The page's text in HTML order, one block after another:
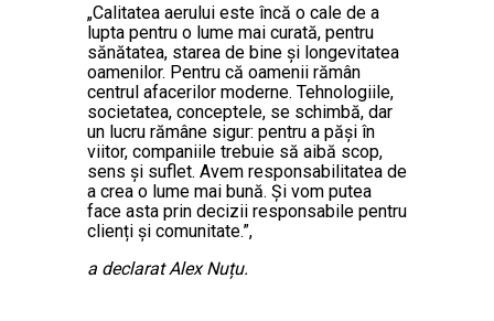
„Calitatea aerului este încă o cale de a
lupta pentru o lume mai curată, pentru
sănătatea, starea de bine și longevitatea
oamenilor. Pentru că oamenii rămân
centrul afacerilor moderne. Tehnologiile,
societatea, conceptele, se schimbă, dar
un lucru rămâne sigur: pentru a păși în
viitor, companiile trebuie să aibă scop,
sens și suflet. Avem responsabilitatea de
a crea o lume mai bună. Și vom putea
face asta prin decizii responsabile pentru
clienți și comunitate.”,
a declarat Alex Nuțu.